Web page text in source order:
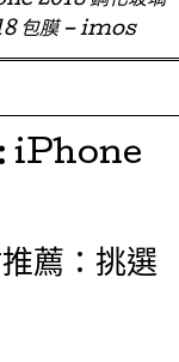
包膜 – imos
iPhone
薦：挑選